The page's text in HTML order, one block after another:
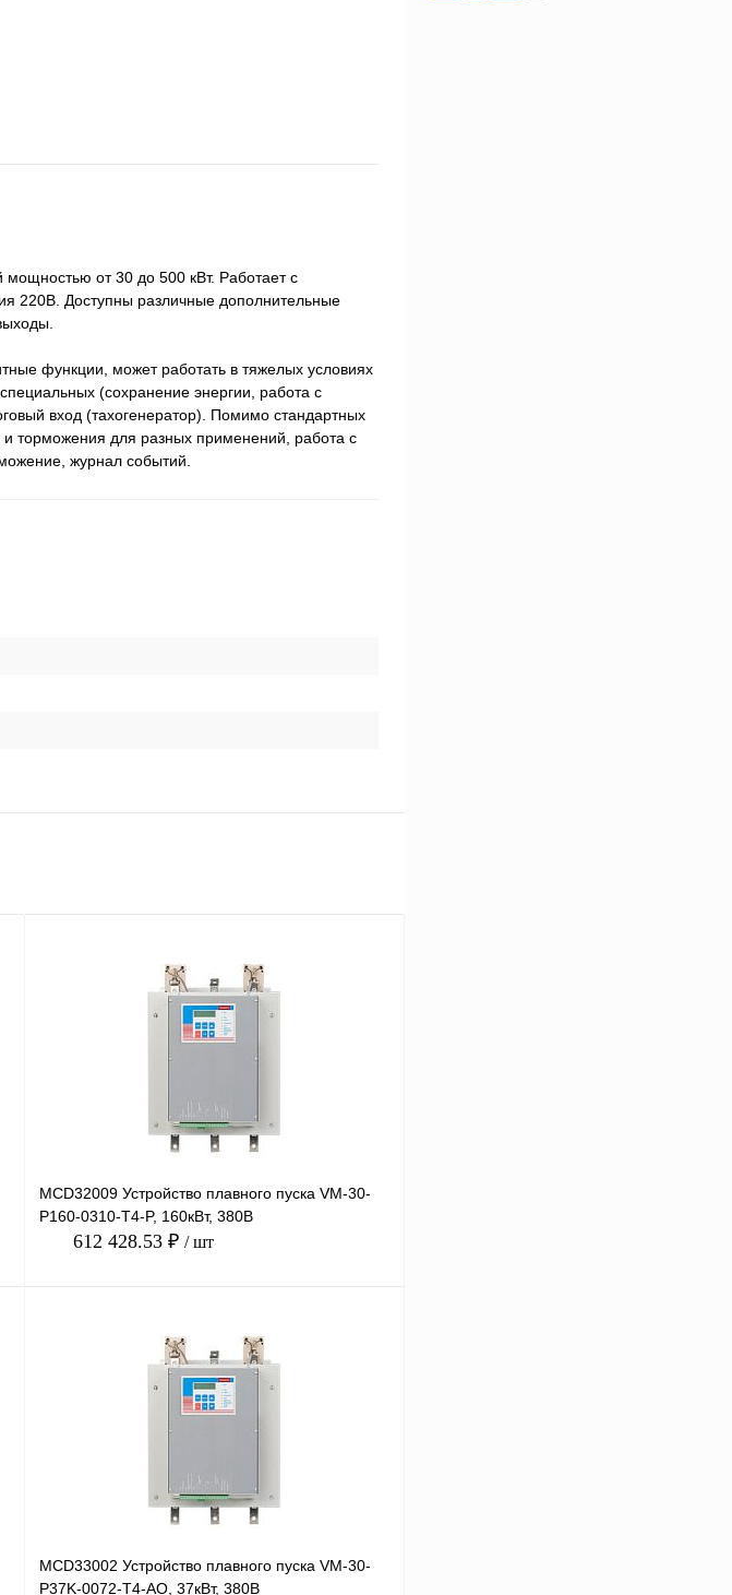
мощностью от 30 до 500 кВт. Работает с
220В. Доступны различные дополнительные
функции, может работать в тяжелых условиях
(сохранение энергии, работа с
вход (тахогенератор). Помимо стандартных
торможения для разных применений, работа с
журнал событий.
MCD32009 Устройство плавного пуска VM-30-
P160-0310-T4-P, 160кВт, 380В
612 428.53 ₽ / шт
Купить в 1 клик Сравнение
MCD33002 Устройство плавного пуска VM-30-
P37K-0072-T4-AO, 37кВт, 380В